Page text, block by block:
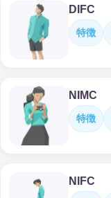
DIFC
特徴
NIMC
特徴
NIFC